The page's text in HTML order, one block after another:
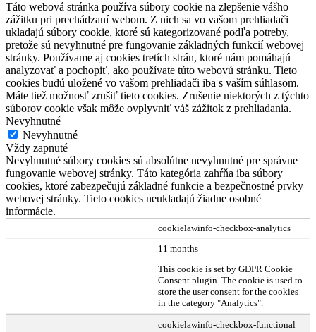
Táto webová stránka používa súbory cookie na zlepšenie vášho
zážitku pri prechádzaní webom. Z nich sa vo vašom prehliadači
ukladajú súbory cookie, ktoré sú kategorizované podľa potreby,
pretože sú nevyhnutné pre fungovanie základných funkcií webovej
stránky. Používame aj cookies tretích strán, ktoré nám pomáhajú
analyzovať a pochopiť, ako používate túto webovú stránku. Tieto
cookies budú uložené vo vašom prehliadači iba s vaším súhlasom.
Máte tiež možnosť zrušiť tieto cookies. Zrušenie niektorých z týchto
súborov cookie však môže ovplyvniť váš zážitok z prehliadania.
Nevyhnutné
Nevyhnutné
Vždy zapnuté
Nevyhnutné súbory cookies sú absolútne nevyhnutné pre správne
fungovanie webovej stránky. Táto kategória zahŕňa iba súbory
cookies, ktoré zabezpečujú základné funkcie a bezpečnostné prvky
webovej stránky. Tieto cookies neukladajú žiadne osobné
informácie.
cookielawinfo-checkbox-analytics
11 months
This cookie is set by GDPR Cookie
Consent plugin. The cookie is used to
store the user consent for the cookies
in the category "Analytics".
cookielawinfo-checkbox-functional